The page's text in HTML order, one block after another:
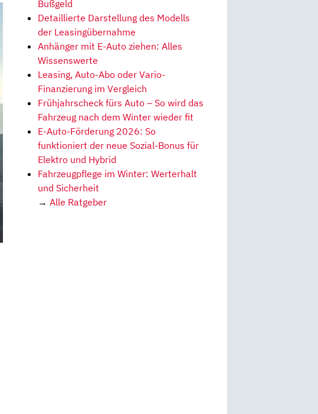
Bußgeld
Detaillierte Darstellung des Modells
der Leasingübernahme
Anhänger mit E-Auto ziehen: Alles
Wissenswerte
Leasing, Auto-Abo oder Vario-
Finanzierung im Vergleich
Frühjahrscheck fürs Auto – So wird das
Fahrzeug nach dem Winter wieder fit
E-Auto-Förderung 2026: So
funktioniert der neue Sozial-Bonus für
Elektro und Hybrid
Fahrzeugpflege im Winter: Werterhalt
und Sicherheit
→ Alle Ratgeber